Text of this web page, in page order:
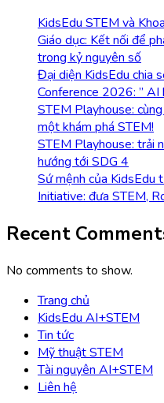
KidsEdu STEM và
Giáo dục: Kết nối để
trong kỷ nguyên số
Đại diện KidsEdu chia
Conference 2026: ”
STEM Playhouse:
một khám phá STEM!
STEM Playhouse: trải
hướng tới SDG 4
Sứ mệnh của
Initiative: đưa STEM,
Recent
No comments to show.
Trang chủ
KidsEdu AI+STEM
Tin tức
Mỹ thuật STEM
Tài nguyên AI+STEM
Liên hệ